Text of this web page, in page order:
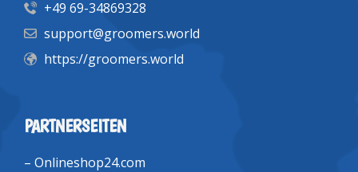
+49 69-34869328
support@groomers.world
https://groomers.world
PARTNERSEITEN
– Onlineshop24.com